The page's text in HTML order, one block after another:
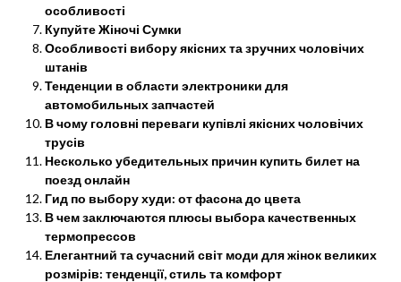
особливості
Купуйте Жіночі Сумки
Особливості вибору якісних та зручних чоловічих
штанів
Тенденции в области электроники для
автомобильных запчастей
В чому головні переваги купівлі якісних чоловічих
трусів
Несколько убедительных причин купить билет на
поезд онлайн
Гид по выбору худи: от фасона до цвета
В чем заключаются плюсы выбора качественных
термопрессов
Елегантний та сучасний світ моди для жінок великих
розмірів: тенденції, стиль та комфорт